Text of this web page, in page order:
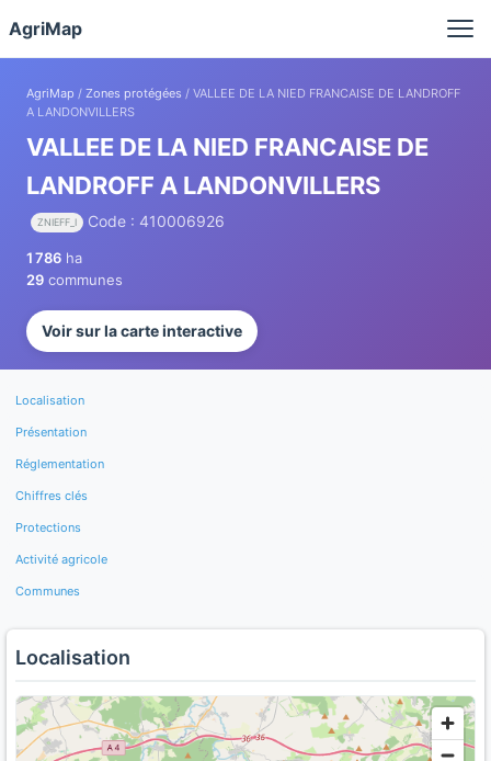
AgriMap
AgriMap / Zones protégées / VALLEE DE LA NIED FRANCAISE DE LANDROFF
A LANDONVILLERS
VALLEE DE LA NIED FRANCAISE DE
LANDROFF A LANDONVILLERS
ZNIEFF_I Code : 410006926
1 786 ha
29 communes
Voir sur la carte interactive
Localisation
Présentation
Réglementation
Chiffres clés
Protections
Activité agricole
Communes
Localisation